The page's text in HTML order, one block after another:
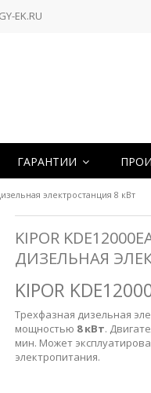
EK.RU
ГАРАНТИИ
электростанция 8 кВт
KIPOR
ДИЗЕЛЬНАЯ
KIPOR
Трехфазная дизельная
мощностью 8 кВт.
мин. Может
электропитания.